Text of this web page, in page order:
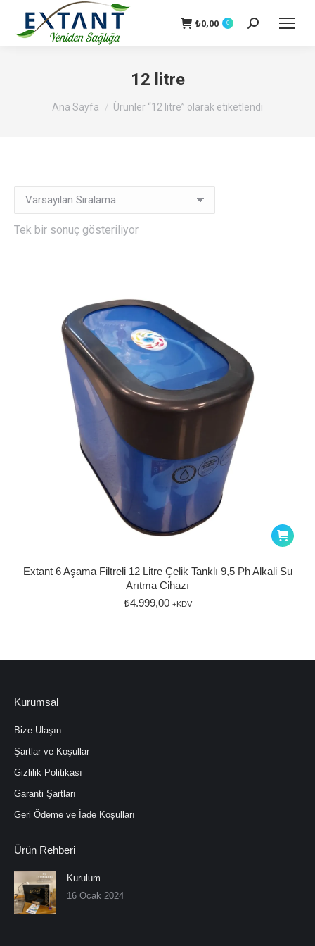
₺0,00 0 Search:
12 litre
You are here:
Ana Sayfa Ürünler “12 litre” olarak etiketlendi
Tek bir sonuç gösteriliyor
Extant 6 Aşama Filtreli 12 Litre Çelik Tanklı 9,5 Ph Alkali Su
Arıtma Cihazı
₺4.999,00 +KDV
Kurumsal
Bize Ulaşın
Şartlar ve Koşullar
Gizlilik Politikası
Garanti Şartları
Geri Ödeme ve İade Koşulları
Ürün Rehberi
Kurulum
16 Ocak 2024